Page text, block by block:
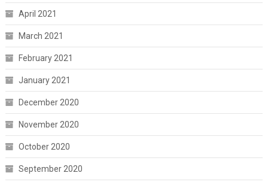
April 2021
March 2021
February 2021
January 2021
December 2020
November 2020
October 2020
September 2020